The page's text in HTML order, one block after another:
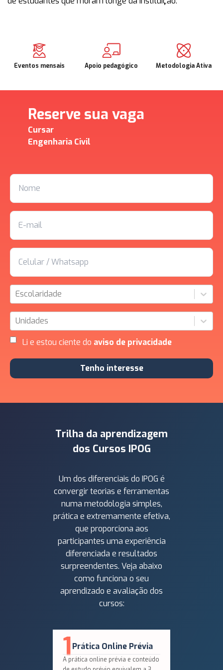
Eventos mensais Apoio pedagógico Metodologia Ativa
Reserve sua vaga
Cursar
Engenharia Civil
Escolaridade
Unidades
Li e estou ciente do aviso de privacidade
Tenho interesse
Trilha da aprendizagem
dos Cursos IPOG
Um dos diferenciais do IPOG é
convergir teorias e ferramentas
numa metodologia simples,
prática e extremamente efetiva,
que proporciona aos
participantes uma experiência
diferenciada e resultados
surpreendentes. Veja abaixo
como funciona o seu
aprendizado e avaliação dos
cursos:
1Prática Online Prévia
A prática online prévia e conteúdo